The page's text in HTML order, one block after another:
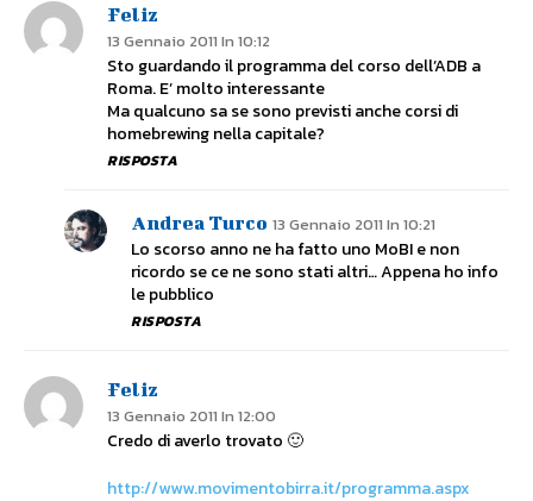
Feliz
13 Gennaio 2011 In 10:12
Sto guardando il programma del corso dell’ADB a
Roma. E’ molto interessante
Ma qualcuno sa se sono previsti anche corsi di
homebrewing nella capitale?
RISPOSTA
Andrea Turco 13 Gennaio 2011 In 10:21
Lo scorso anno ne ha fatto uno MoBI e non
ricordo se ce ne sono stati altri… Appena ho info
le pubblico
RISPOSTA
Feliz
13 Gennaio 2011 In 12:00
Credo di averlo trovato 🙂
http://www.movimentobirra.it/programma.aspx